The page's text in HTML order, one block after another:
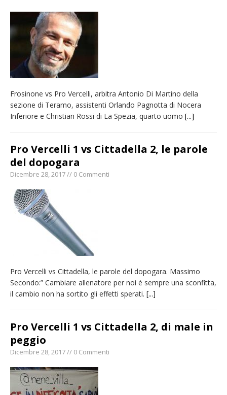
pellegrinaggio diocesano
Intervento dei vigili del fuoco per un
incendio di sterpaglie a Caresanablot
Asl Vc: arrivano i nuovi totem multifunzionali
per i pagamenti delle prestazioni
dell’arcivescovo mons. Marco Arnolfo
Frosinone vs Pro Vercelli, arbitra Antonio Di Martino della
sezione di Teramo, assistenti Orlando Pagnotta di Nocera
Inferiore e Christian Rossi di La Spezia, quarto uomo [...]
Pro Vercelli 1 vs Cittadella 2, le parole
del dopogara
Dicembre 28, 2017 // 0 Commenti
Pro Vercelli vs Cittadella, le parole del dopogara. Massimo
Secondo:” Cambiare allenatore per noi è sempre una sconfitta,
il cambio non ha sortito gli effetti sperati. [...]
Pro Vercelli 1 vs Cittadella 2, di male in
peggio
Dicembre 28, 2017 // 0 Commenti